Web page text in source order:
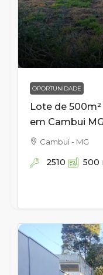
OPORTUNIDADE
Lote de
em Cambui MG
Cambuí - MG
2510 500